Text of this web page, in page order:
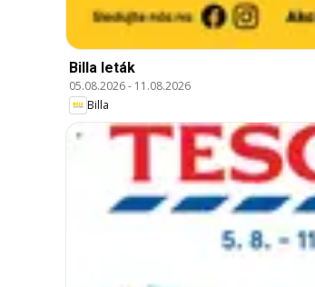
Billa leták
05.08.2026- 11.08.2026
Billa